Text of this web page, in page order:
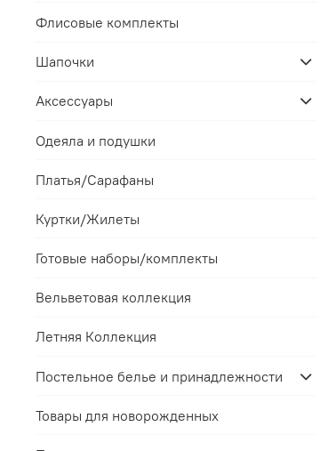
Флисовые комплекты
Шапочки
Аксессуары
Одеяла и подушки
Платья/Сарафаны
Куртки/Жилеты
Готовые наборы/комплекты
Вельветовая коллекция
Летняя Коллекция
Постельное белье и принадлежности
Товары для новорожденных